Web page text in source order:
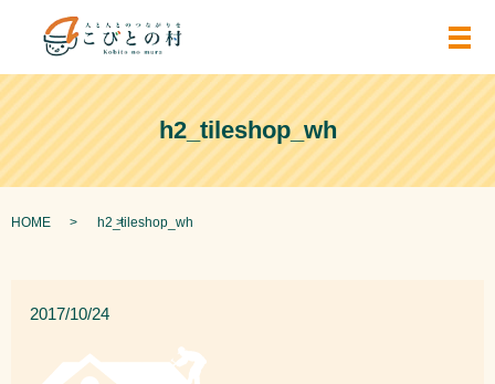
メ
h2_tileshop_wh
HOME h2_tileshop_wh
2017/10/24